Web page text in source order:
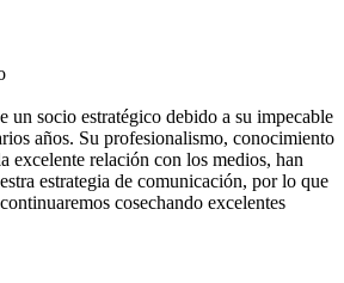
un socio estratégico debido a su impecable
años. Su profesionalismo, conocimiento
excelente relación con los medios, han
estrategia de comunicación, por lo que
cosechando excelentes